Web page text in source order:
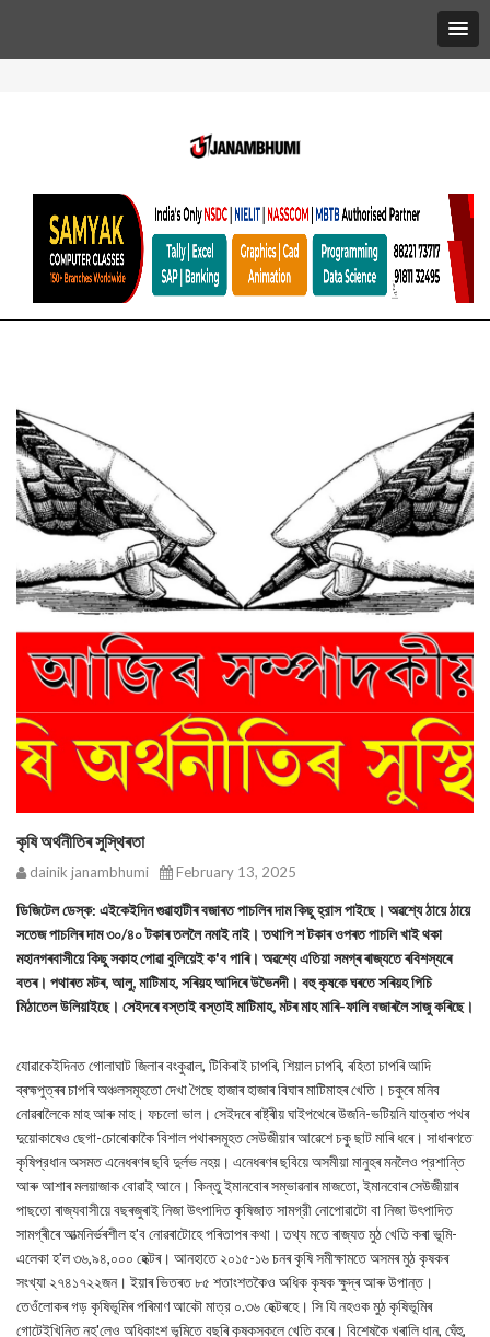
কৃষি অৰ্থনীতিৰ সুস্থিৰতা
dainik janambhumi February 13, 2025
ডিজিটেল ডেস্ক: এইকেইদিন গুৱাহাটীৰ বজাৰত পাচলিৰ দাম কিছু হ্রাস পাইছে। অৱশ্যে ঠায়ে ঠায়ে
সতেজ পাচলিৰ দাম ৩০/৪০ টকাৰ তললৈ নমাই নাই। তথাপি শ টকাৰ ওপৰত পাচলি খাই থকা
মহানগৰবাসীয়ে কিছু সকাহ পোৱা বুলিয়েই ক'ব পাৰি। অৱশ্যে এতিয়া সমগ্ৰ ৰাজ্যতে ৰবিশস্যৰে
বতৰ। পথাৰত মটৰ, আলু, মাটিমাহ, সৰিয়হ আদিৰে উভৈনদী। বহু কৃষকে ঘৰতে সৰিয়হ পিচি
মিঠাতেল উলিয়াইছে। সেইদৰে বস্তাই বস্তাই মাটিমাহ, মটৰ মাহ মাৰি-ফালি বজাৰলৈ সাজু কৰিছে।
যোৱাকেইদিনত গোলাঘাট জিলাৰ বংকুৱাল, টিকিৰাই চাপৰি, শিয়াল চাপৰি, ৰহিতা চাপৰি আদি
ব্ৰহ্মপুত্ৰৰ চাপৰি অঞ্চলসমূহতো দেখা গৈছে হাজাৰ হাজাৰ বিঘাৰ মাটিমাহৰ খেতি। চকুৰে মনিব
নোৱৰালৈকে মাহ আৰু মাহ। ফচলো ভাল। সেইদৰে ৰাষ্ট্ৰীয় ঘাইপথেৰে উজনি-ভটিয়নি যাত্ৰাত পথৰ
দুয়োকাষেও ছেগা-চোৰোকাকৈ বিশাল পথাৰসমূহত সেউজীয়াৰ আৱেশে চকু ছাট মাৰি ধৰে। সাধাৰণতে
কৃষিপ্রধান অসমত এনেধৰণৰ ছবি দুর্লভ নহয়। এনেধৰণৰ ছবিয়ে অসমীয়া মানুহৰ মনলৈও প্রশান্তি
আৰু আশাৰ মলয়াজাক বোৱাই আনে। কিন্তু ইমানবোৰ সম্ভাৱনাৰ মাজতো, ইমানবোৰ সেউজীয়াৰ
পাছতো ৰাজ্যবাসীয়ে বছৰজুৰাই নিজা উৎপাদিত কৃষিজাত সামগ্রী নোপোৱাটো বা নিজা উৎপাদিত
সামগ্ৰীৰে আত্মনিৰ্ভৰশীল হ'ব নোৱৰাটোহে পৰিতাপৰ কথা। তথ্য মতে ৰাজ্যত মুঠ খেতি কৰা ভূমি-
এলেকা হ'ল ৩৬,৯৪,০০০ হেক্টৰ। আনহাতে ২০১৫-১৬ চনৰ কৃষি সমীক্ষামতে অসমৰ মুঠ কৃষকৰ
সংখ্যা ২৭৪১৭২২জন। ইয়াৰ ভিতৰত ৮৫ শতাংশতকৈও অধিক কৃষক ক্ষুদ্ৰ আৰু উপান্ত।
তেওঁলোকৰ গড় কৃষিভূমিৰ পৰিমাণ আকৌ মাত্র ০.৩৬ হেক্টৰহে। সি যি নহওক মুঠ কৃষিভূমিৰ
গোটেইখিনিত নহ'লেও অধিকাংশ ভূমিতে বছৰি কৃষকসকলে খেতি কৰে। বিশেষকৈ খৰালি ধান, ঘেঁহু,